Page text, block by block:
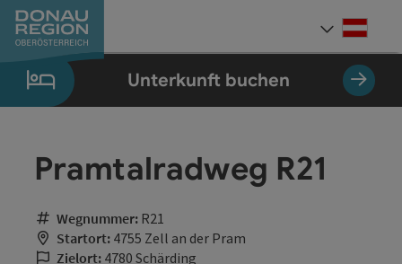
Zum Inhalt
Zur Navigation
Zum Seitenanfang
Zur Kontaktseite
Zum Impressum
Zur Startseite
Unterkunft buchen
Pramtalradweg R21
Wegnummer: R21
Startort: 4755 Zell an der Pram
Zielort: 4780 Schärding